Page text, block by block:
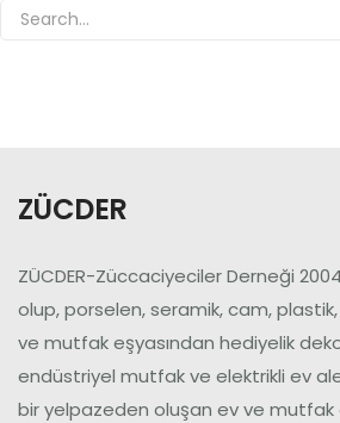
0
ZÜCDER
ZÜCDER-Züccaciyeciler Derneği
olup, porselen, seramik, cam,
ve mutfak eşyasından hediyelik
endüstriyel mutfak ve elektrikli ev
bir yelpazeden oluşan ev ve mutfak